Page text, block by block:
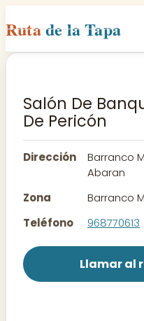
Rutade la Tapa
Inicio
Rutas
Recetas
Salón De
De Pericón
Dirección
Barranco
Abaran
Zona
Barranco
Teléfono
968770613
Llamar al